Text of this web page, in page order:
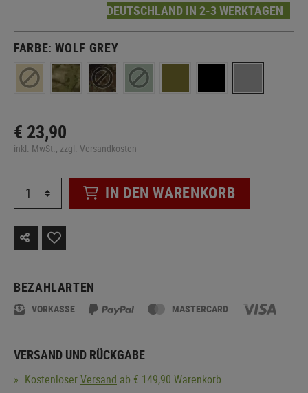
DEUTSCHLAND IN 2-3 WERKTAGEN
FARBE:WOLF GREY
€ 23,90
inkl. MwSt., zzgl. Versandkosten
IN DEN WARENKORB
BEZAHLARTEN
VORKASSE MASTERCARD
VERSAND UND RÜCKGABE
KostenloserVersand ab € 149,90 Warenkorb